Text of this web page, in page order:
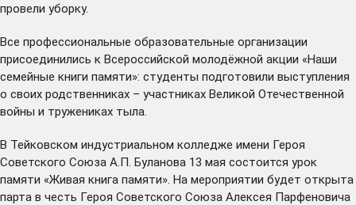
провели уборку.
Все профессиональные образовательные организации
присоединились к Всероссийской молодёжной акции «Наши
семейные книги памяти»: студенты подготовили выступления
о своих родственниках – участниках Великой Отечественной
войны и тружениках тыла.
В Тейковском индустриальном колледже имени Героя
Советского Союза А.П. Буланова 13 мая состоится урок
памяти «Живая книга памяти». На мероприятии будет открыта
парта в честь Героя Советского Союза Алексея Парфеновича